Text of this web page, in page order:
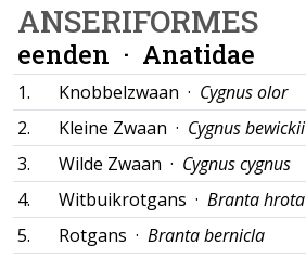
ANSERIFORMES
eenden · Anatidae
1. Knobbelzwaan · Cygnus olor
2.
Kleine Zwaan · Cygnus bewickii
3.
Wilde Zwaan · Cygnus cygnus
4.
Witbuikrotgans · Branta hrota
5.
Rotgans · Branta bernicla